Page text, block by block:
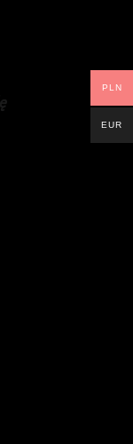
PLN
EUR